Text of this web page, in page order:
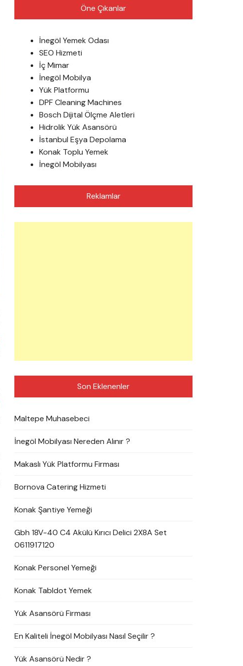
Öne Çıkanlar
İnegöl Yemek Odası
SEO Hizmeti
İç Mimar
İnegöl Mobilya
Yük Platformu
DPF Cleaning Machines
Bosch Dijital Ölçme Aletleri
Hidrolik Yük Asansörü
İstanbul Eşya Depolama
Konak Toplu Yemek
İnegöl Mobilyası
Reklamlar
Son Eklenenler
Maltepe Muhasebeci
İnegöl Mobilyası Nereden Alınır ?
Makaslı Yük Platformu Firması
Bornova Catering Hizmeti
Konak Şantiye Yemeği
Gbh 18V-40 C4 Akülü Kırıcı Delici 2X8A Set
0611917120
Konak Personel Yemeği
Konak Tabldot Yemek
Yük Asansörü Firması
En Kaliteli İnegöl Mobilyası Nasıl Seçilir ?
Yük Asansörü Nedir ?